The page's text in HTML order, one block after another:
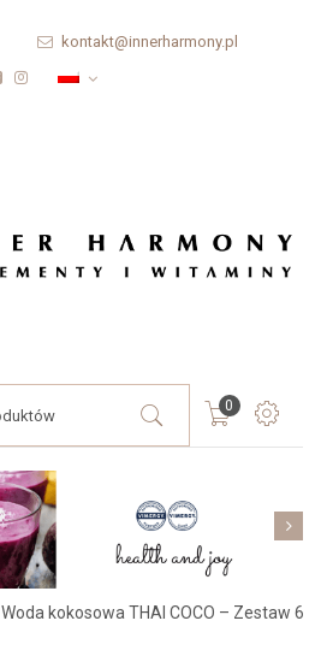
kontakt@innerharmony.pl
0
Woda kokosowa THAI COCO – Zestaw 6 x